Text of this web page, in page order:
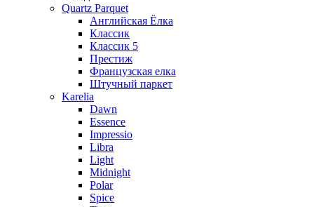
Quartz Parquet
Английская Ёлка
Классик
Классик 5
Престиж
Французская елка
Штучный паркет
Karelia
Dawn
Essence
Impressio
Libra
Light
Midnight
Polar
Spice